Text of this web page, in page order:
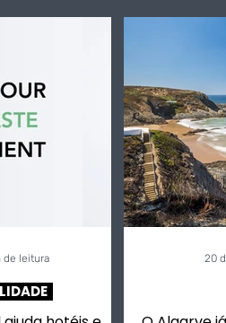
O
destino
de leitura 20